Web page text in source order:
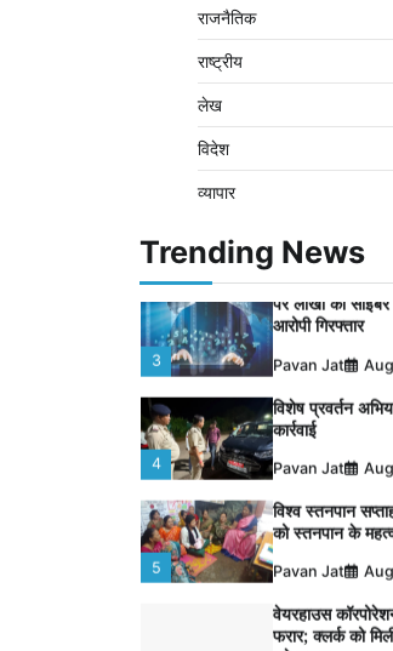
राजनैतिक
राष्ट्रीय
लेख
विदेश
व्यापार
Trending News
फरार; क्लर्क को
सड़ा, 5,700
3
पर्सनल लोन,
आरोपी गिरफ्तार
4
विशेष प्रवर्तन
कार्रवाई
5
विश्व स्तनपान
को स्तनपान के
वेयरहाउस
फरार; क्लर्क को
उठे सवाल